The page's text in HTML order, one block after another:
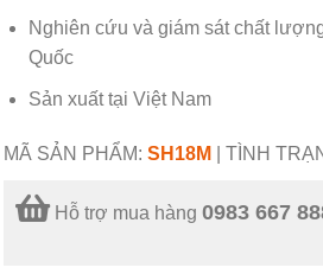
Nghiên cứu và giám sát chất
Quốc
Sản xuất tại Việt Nam
MÃ SẢN PHẨM: SH18M TÌNH
Hỗ trợ mua hàng 0983 667